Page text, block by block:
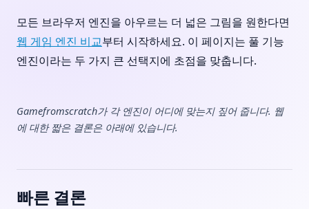
모든 브라우저 엔진을 아우르는 더 넓은 그림을 원한다면
웹 게임 엔진 비교부터 시작하세요. 이 페이지는 풀 기능
엔진이라는 두 가지 큰 선택지에 초점을 맞춥니다.
Gamefromscratch가 각 엔진이 어디에 맞는지 짚어 줍니다. 웹
에 대한 짧은 결론은 아래에 있습니다.
빠른 결론